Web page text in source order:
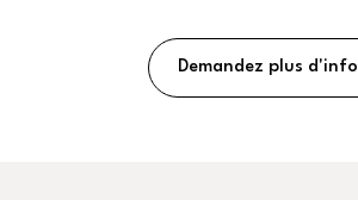
Demandez plus